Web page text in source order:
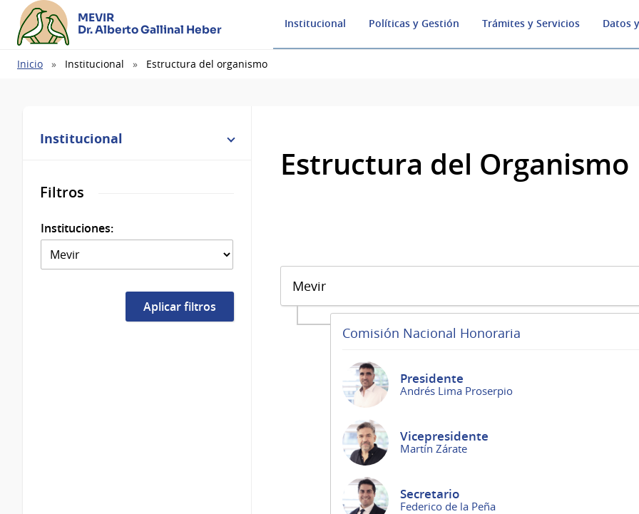
MEVIR
Dr. Alberto Gallinal Heber
Institucional Políticas y Gestión Trámites y Servicios Datos
Ruta
Inicio Institucional Estructura del organismo
Institucional
Filtros
Instituciones:
Estructura del Organismo
Mevir
Comisión Nacional Honoraria
Presidente
Andrés Lima Proserpio
Vicepresidente
Martín Zárate
Secretario
Federico de la Peña